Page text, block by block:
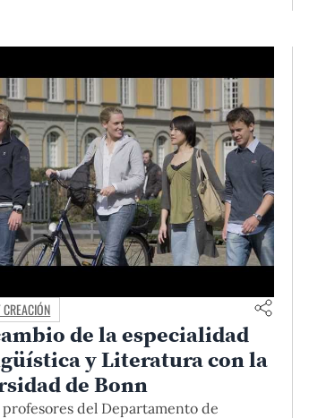
de la especialidad
y Literatura con la
de Bonn
profesores del Departamento de